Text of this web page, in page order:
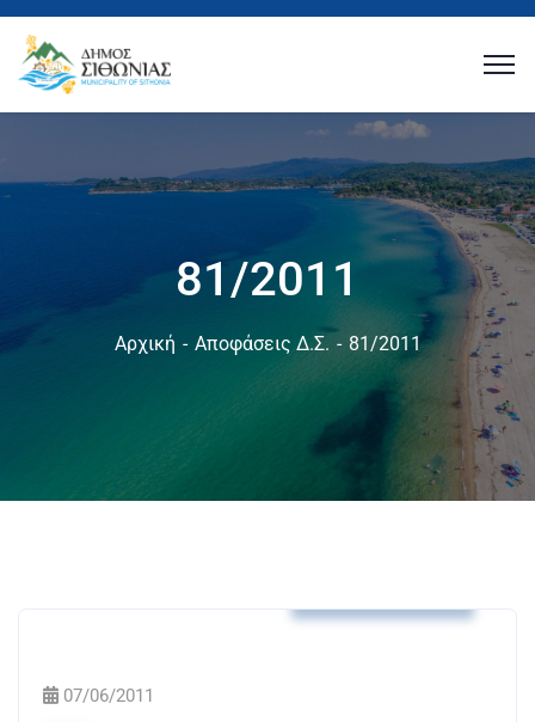
81/2011
Αρχική Αποφάσεις Δ.Σ. 81/2011
07/06/2011